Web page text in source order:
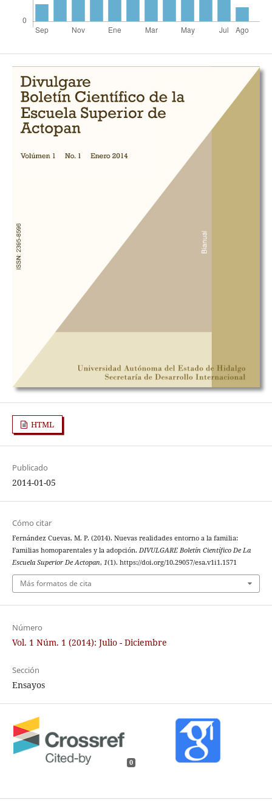
HTML
Publicado
2014-01-05
Cómo citar
Fernández Cuevas, M. P. (2014). Nuevas realidades entorno a la familia:
Familias homoparentales y la adopción. DIVULGARE Boletín Científico De La
Escuela Superior De Actopan, 1(1). https://doi.org/10.29057/esa.v1i1.1571
Más formatos de cita
Número
Vol. 1 Núm. 1 (2014): Julio - Diciembre
Sección
Ensayos
0